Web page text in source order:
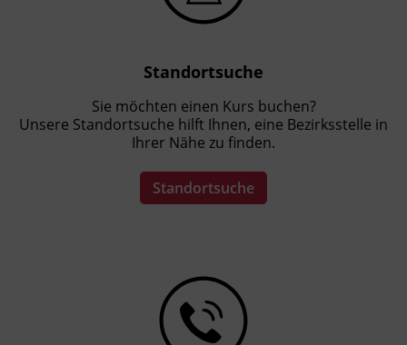
Standortsuche
Sie möchten einen Kurs buchen?
Unsere Standortsuche hilft Ihnen, eine Bezirksstelle in
Ihrer Nähe zu finden.
Standortsuche